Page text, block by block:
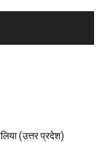
(उत्तर प्रदेश)